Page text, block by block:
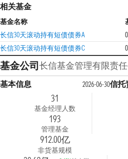
相关基金
基金名称
长信30天滚动持有短债债券A
长信30天滚动持有短债债券C
基金公司长信基金管理有限责
基本信息 2026-06-30
31
基金经理人数
193
管理基金
912.00亿
非货基规模
信托